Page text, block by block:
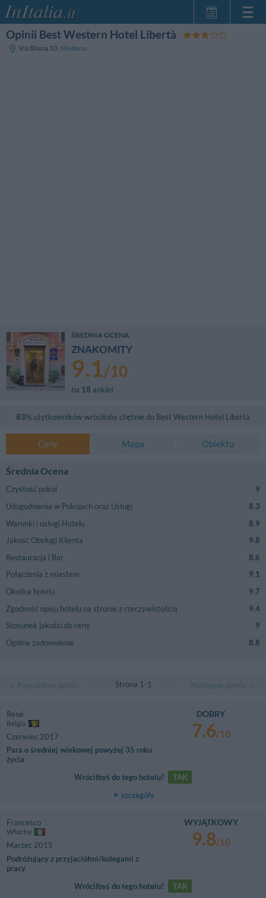
Strona główna
Opinii Best Western Hotel Libertà
Via Blasia 10, Modena
ŚREDNIA OCENA
ZNAKOMITY
9.1/10
na 18 ankiet
83% użytkowników wróciłoby chętnie do Best Western Hotel Libertà
Ceny Mapa Obiektu
Średnia Ocena
Czystość pokoi
9
Udogodnienia w Pokojach oraz Usługi
8.3
Warunki i usługi Hotelu
8.9
Jakość Obsługi Klienta
9.8
Restauracja i Bar
8.6
Połączenia z miastem
9.1
Okolice hotelu
9.7
Zgodność opisu hotelu na stronie z rzeczywistością
9.4
Stosunek jakości do ceny
9
Ogólne zadowolenie
8.8
Strona 1-1
René
Belgia
Czerwiec 2017
Para o średniej wiekowej powyżej 35 roku
życia
DOBRY
7.6/10
Wróciłbyś do tego hotelu?
TAK
szczegóły
Francesco
Włochy
Marzec 2015
Podróżujący z przyjaciółmi/kolegami z
pracy
WYJĄTKOWY
9.8/10
Wróciłbyś do tego hotelu?
TAK